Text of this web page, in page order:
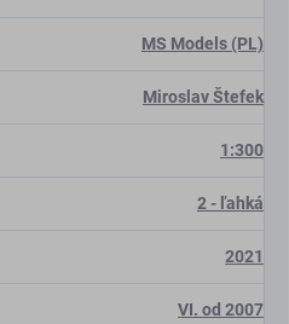
MS Models (PL)
Miroslav Štefek
1:300
2 - ľahká
2021
VI. od 2007